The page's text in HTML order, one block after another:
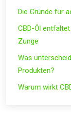
Die Gründe für
CBD-Öl
Zunge
Was
Produkten?
Warum wirkt